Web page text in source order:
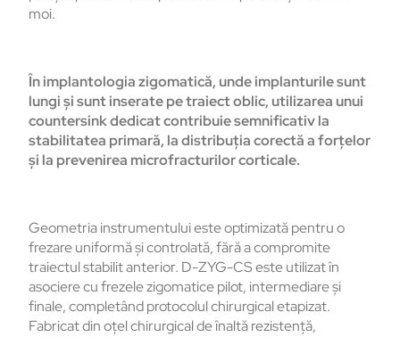
moi.
În implantologia zigomatică, unde implanturile sunt
lungi și sunt inserate pe traiect oblic, utilizarea unui
countersink dedicat contribuie semnificativ la
stabilitatea primară, la distribuția corectă a forțelor
și la prevenirea microfracturilor corticale.
Geometria instrumentului este optimizată pentru o
frezare uniformă și controlată, fără a compromite
traiectul stabilit anterior. D-ZYG-CS este utilizat în
asociere cu frezele zigomatice pilot, intermediare și
finale, completând protocolul chirurgical etapizat.
Fabricat din oțel chirurgical de înaltă rezistență,